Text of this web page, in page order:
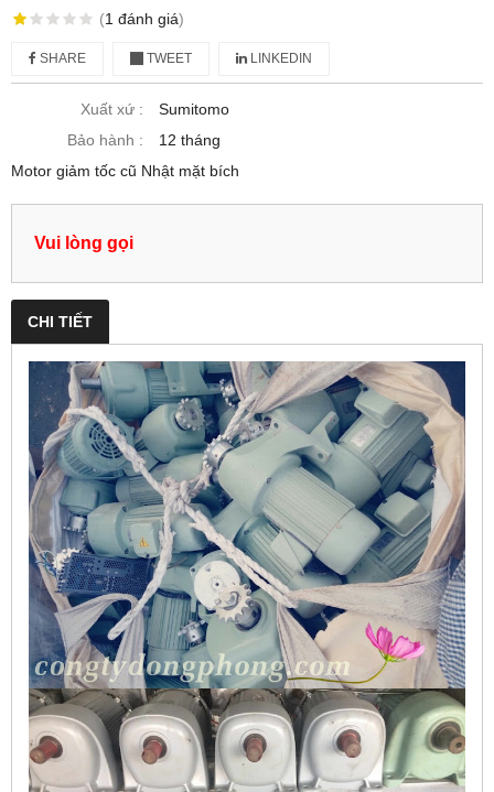
(1 đánh giá)
SHARE TWEET LINKEDIN
Xuất xứ :
Sumitomo
Bảo hành :
12 tháng
Motor giảm tốc cũ Nhật mặt bích
Vui lòng gọi
CHI TIẾT